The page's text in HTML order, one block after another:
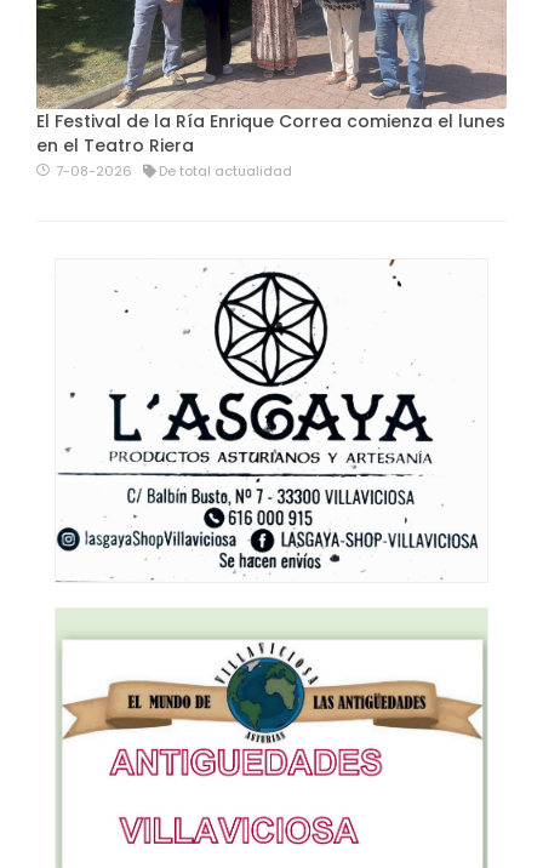
El Festival de la Ría Enrique Correa comienza el lunes
en el Teatro Riera
7-08-2026 De total actualidad